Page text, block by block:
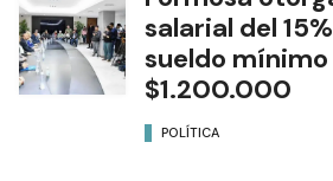
salarial del
sueldo mínimo
$1.200.000
POLÍTICA